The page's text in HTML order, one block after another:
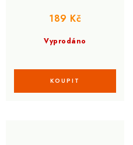
Vyprodáno
189 Kč